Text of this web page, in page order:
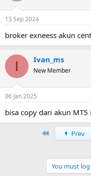
13 Sep 2024
broker exneess akun
I Ivan_ms
New Member
06 Jan 2025
bisa copy dari akun MT5
Prev
You must